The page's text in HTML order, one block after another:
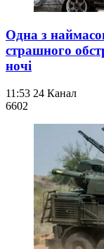
Одна з
страшного
ночі
11:53 24 Канал
6602